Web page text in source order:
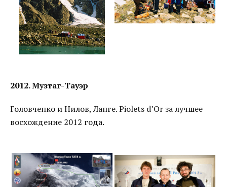
2012. Музтаг-Тауэр
Головченко и Нилов, Ланге. Piolets d’Or за лучшее
восхождение 2012 года.